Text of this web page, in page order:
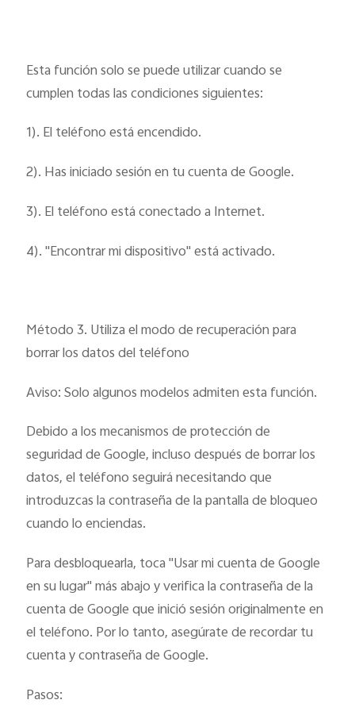
Esta función solo se puede utilizar cuando se
cumplen todas las condiciones siguientes:
1). El teléfono está encendido.
2). Has iniciado sesión en tu cuenta de Google.
3). El teléfono está conectado a Internet.
4). "Encontrar mi dispositivo" está activado.
Método 3. Utiliza el modo de recuperación para
borrar los datos del teléfono
Aviso: Solo algunos modelos admiten esta función.
Debido a los mecanismos de protección de
seguridad de Google, incluso después de borrar los
datos, el teléfono seguirá necesitando que
introduzcas la contraseña de la pantalla de bloqueo
cuando lo enciendas.
Para desbloquearla, toca "Usar mi cuenta de Google
en su lugar" más abajo y verifica la contraseña de la
cuenta de Google que inició sesión originalmente en
el teléfono. Por lo tanto, asegúrate de recordar tu
cuenta y contraseña de Google.
Pasos: